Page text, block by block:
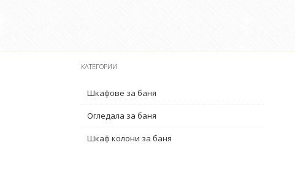
КАТЕГОРИИ
Шкафове за баня
Огледала за баня
Шкаф колони за баня